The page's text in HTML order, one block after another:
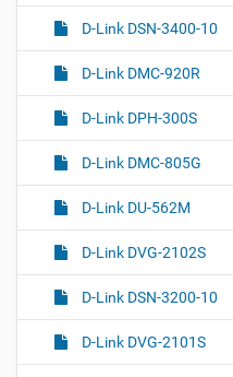
D-Link DSN-3400-10
D-Link DMC-920R
D-Link DPH-300S
D-Link DMC-805G
D-Link DU-562M
D-Link DVG-2102S
D-Link DSN-3200-10
D-Link DVG-2101S